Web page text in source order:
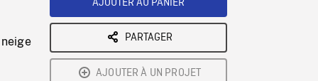
AJOUTER AU PANIER
PARTAGER
AJOUTER À UN PROJET